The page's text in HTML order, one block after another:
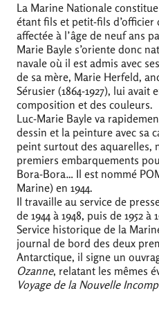
La Marine Nationale
étant fils et petit-fils d’officier
affectée à l’âge de neuf ans
Marie Bayle s’oriente donc
navale où il est admis avec
de sa mère, Marie Herfeld,
Sérusier (1864-1927), lui avait
composition et des couleurs.
Luc-Marie Bayle va
dessin et la peinture avec sa
peint surtout des aquarelles,
premiers embarquements
Bora-Bora… Il est nommé
Marine) en 1944.
Il travaille au service de
de 1944 à 1948, puis de 1952 à
Service historique de la
journal de bord des deux
Antarctique, il signe un
Ozanne, relatant les mêmes
Voyage de la Nouvelle